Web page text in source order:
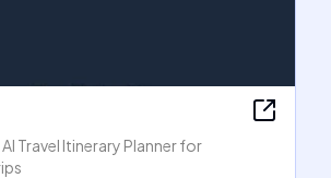
Travel Itinerary Planner for